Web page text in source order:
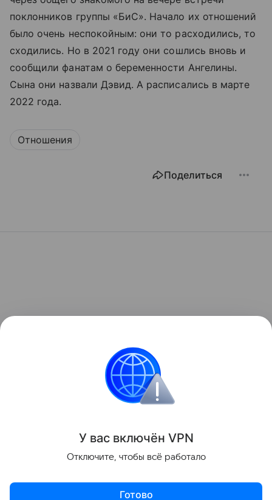
поклонников группы «БиС». Начало их отношений
было очень неспокойным: они то расходились, то
сходились. Но в 2021 году они сошлись вновь и
сообщили фанатам о беременности Ангелины.
Сына они назвали Дэвид. А расписались в марте
2022 года.
Отношения
Поделиться
У вас включён VPN
Отключите, чтобы всё работало
Готово